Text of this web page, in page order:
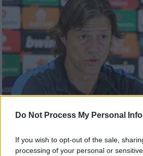
Do Not Process My Personal
If you wish to opt-out of the sale,
processing of your personal or
Αθλητισμός|24.01.2024 22:47